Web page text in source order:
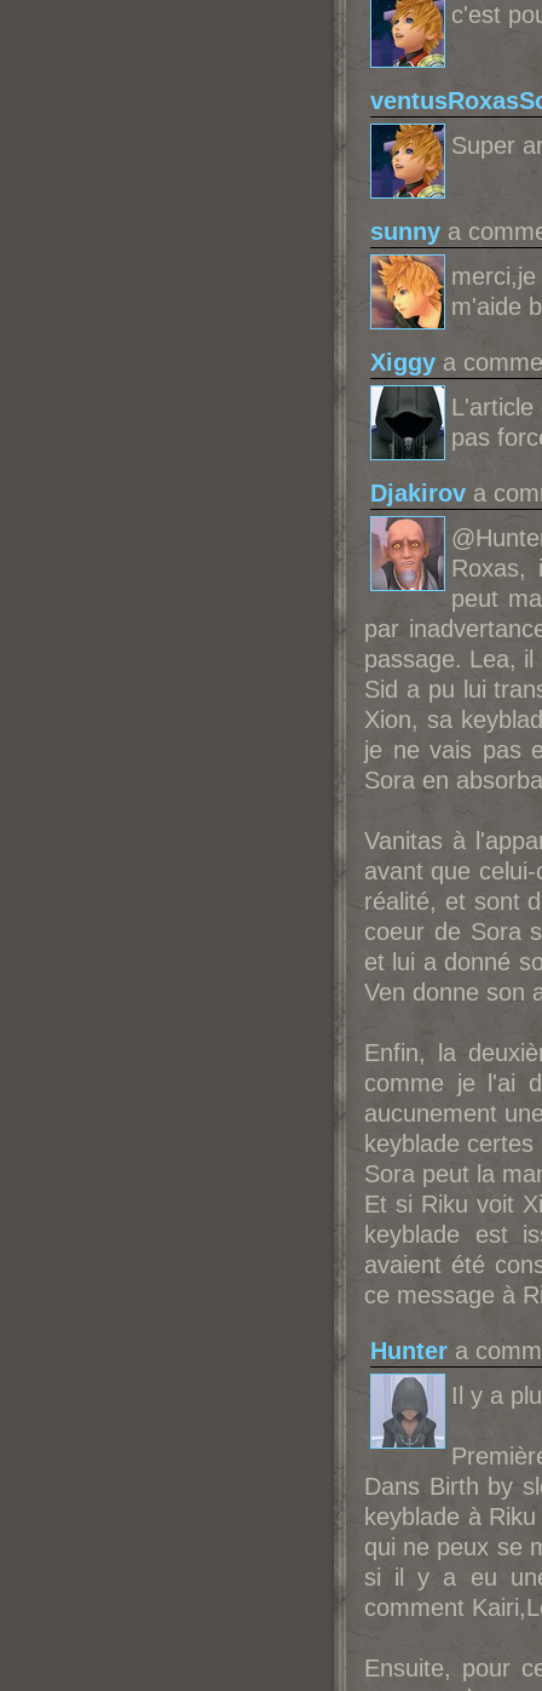
c'est
Super
sunny a
m'aide
Xiggy a
pas
Djakirov a
Roxas,
peut
par
passage. Lea,
Sid a pu lui
Xion, sa
je ne vais pas
Sora en
Vanitas à
avant que
réalité, et sont
coeur de Sora
et lui a donné
Ven donne son
Enfin, la
comme je l'ai
aucunement
keyblade
Sora peut la
Et si Riku voit
keyblade est
avaient été
ce message à
Hunter a
Il y a
Dans Birth by
keyblade à
qui ne peux se
si il y a eu
comment
Ensuite, pour